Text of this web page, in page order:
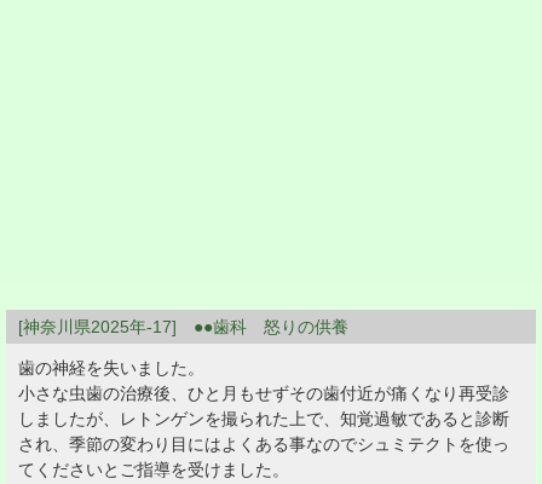
[神奈川県2025年-17] ●●歯科 怒りの供養
歯の神経を失いました。
小さな虫歯の治療後、ひと月もせずその歯付近が痛くなり再受診
しましたが、レトンゲンを撮られた上で、知覚過敏であると診断
され、季節の変わり目にはよくある事なのでシュミテクトを使っ
てくださいとご指導を受けました。